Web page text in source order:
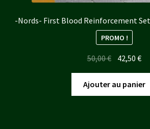
-Nords- First Blood Reinforcement
PROMO !
50,00€ Le
prix
initial
était :
42,50€Le
Ajouter au panier